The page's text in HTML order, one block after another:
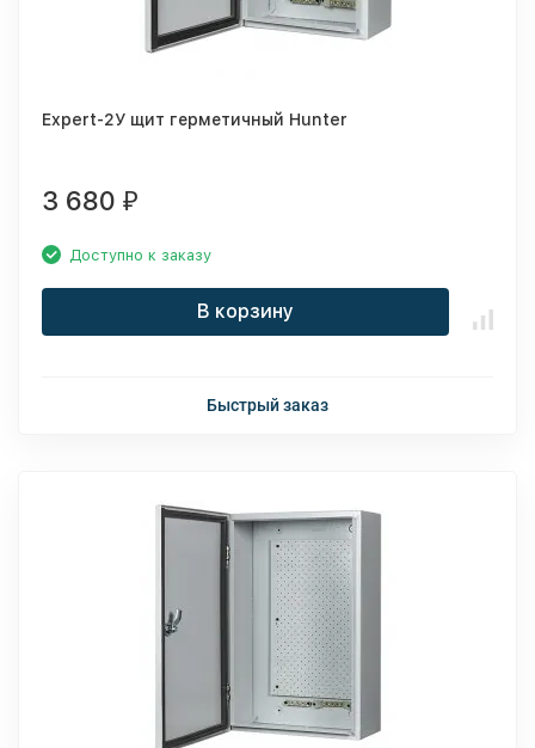
Expert-2У щит герметичный Hunter
3 680 ₽
Доступно к заказу
В корзину
Быстрый заказ